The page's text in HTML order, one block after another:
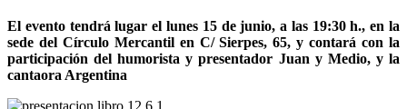
El evento tendrá lugar el lunes 15 de junio, a las 19:30 h., en la
sede del Círculo Mercantil en C/ Sierpes, 65, y contará con la
participación del humorista y presentador Juan y Medio, y la
cantaora Argentina